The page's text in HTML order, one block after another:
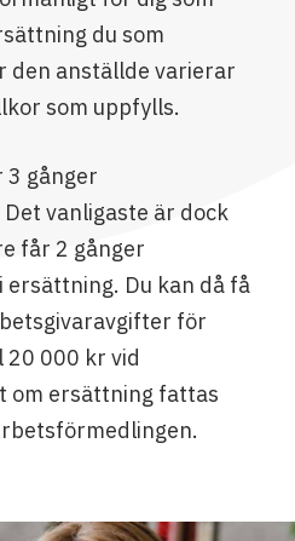
du som
den anställde varierar
som uppfylls.
3 gånger
vanligaste är dock
får 2 gånger
Du kan då få
för
20 000 kr vid
om ersättning fattas